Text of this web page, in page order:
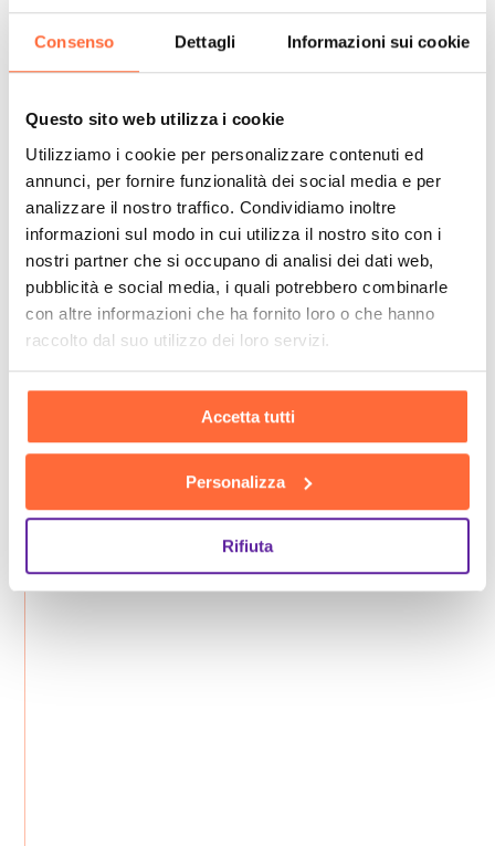
Consenso Dettagli Informazioni sui cookie
Questo sito web utilizza i cookie
Utilizziamo i cookie per personalizzare contenuti ed
annunci, per fornire funzionalità dei social media e per
analizzare il nostro traffico. Condividiamo inoltre
informazioni sul modo in cui utilizza il nostro sito con i
nostri partner che si occupano di analisi dei dati web,
pubblicità e social media, i quali potrebbero combinarle
con altre informazioni che ha fornito loro o che hanno
raccolto dal suo utilizzo dei loro servizi.
Accetta tutti
Personalizza
Rifiuta